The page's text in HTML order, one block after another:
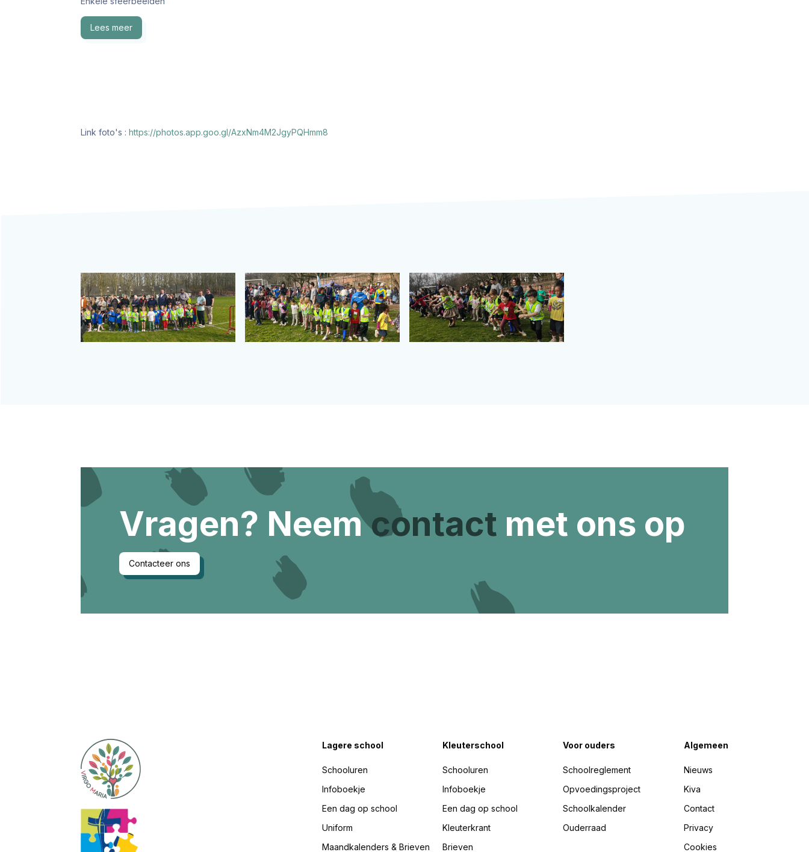
Lees meer
Link foto's :https://photos.app.goo.gl/AzxNm4M2JgyPQHmm8
Vragen? Neemcontact met ons op
Contacteer ons
Lagere school
Schooluren
Infoboekje
Een dag op school
Uniform
Maandkalenders & Brieven
Kleuterschool
Schooluren
Infoboekje
Een dag op school
Kleuterkrant
Brieven
Voor ouders
Schoolreglement
Opvoedingsproject
Schoolkalender
Ouderraad
Algemeen
Nieuws
Kiva
Contact
Privacy
Cookies